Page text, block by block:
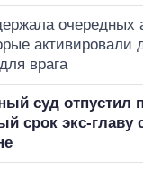
очередных
активировали
врага
суд отпустил
срок экс-главу